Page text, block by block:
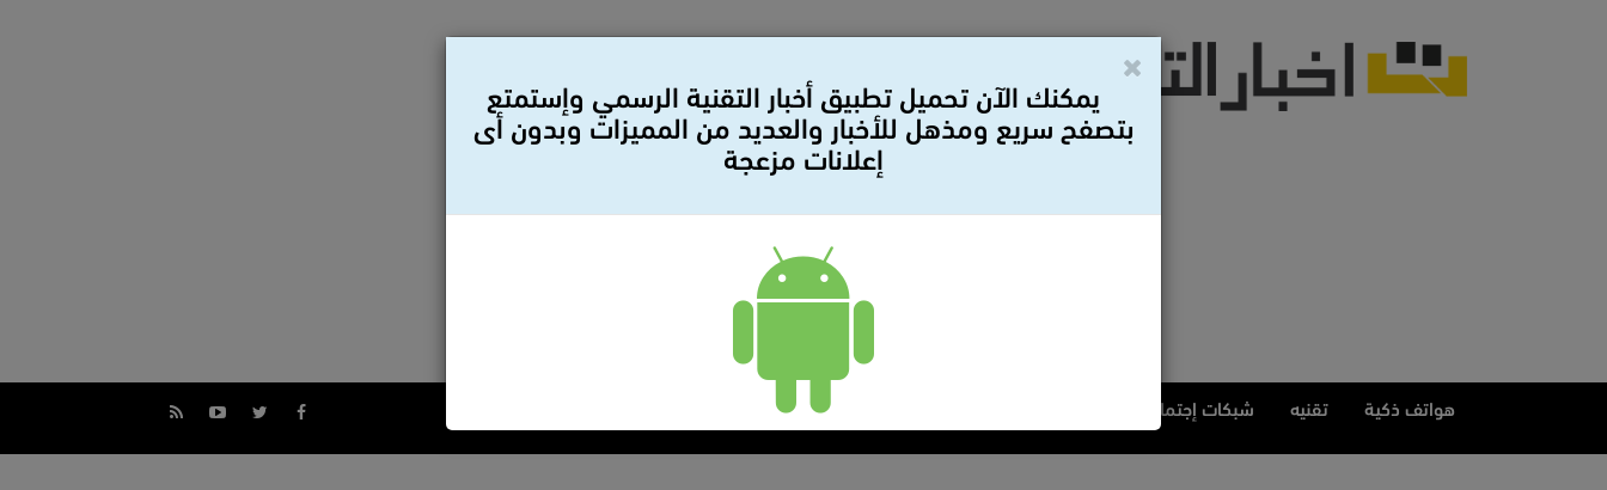
هواتف ذكية تقنيه شبكات إجتماعيه سيارات مراجعات
يمكنك الآن تحميل تطبيق أخبار التقنية الرسمي وإستمتع
بتصفح سريع ومذهل للأخبار والعديد من المميزات وبدون أى
إعلانات مزعجة